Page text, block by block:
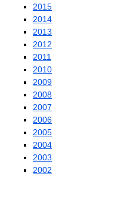
2015
2014
2013
2012
2011
2010
2009
2008
2007
2006
2005
2004
2003
2002